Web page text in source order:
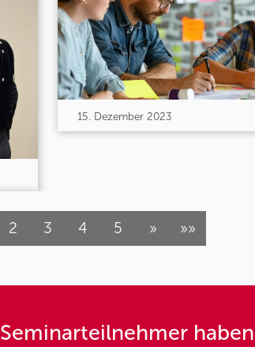
15. Dezember 2023
2 3 4 5 » »»
Seminarteilnehmer